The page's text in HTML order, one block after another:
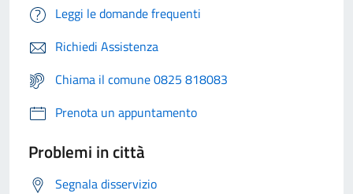
Leggi le domande frequenti
Richiedi Assistenza
Chiama il comune 0825 818083
Prenota un appuntamento
Problemi in città
Segnala disservizio